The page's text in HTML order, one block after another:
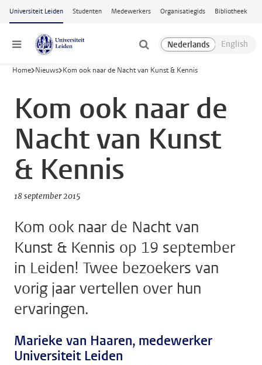
Ga naar hoofdinhoud
Universiteit Leiden Studenten Medewerkers Organisatiegids Bibliotheek
Menu
Home Nieuws Kom ook naar de Nacht van Kunst & Kennis
Kom ook naar de
Nacht van Kunst
& Kennis
18 september 2015
Kom ook naar de Nacht van
Kunst & Kennis op 19 september
in Leiden! Twee bezoekers van
vorig jaar vertellen over hun
ervaringen.
Marieke van Haaren, medewerker
Universiteit Leiden